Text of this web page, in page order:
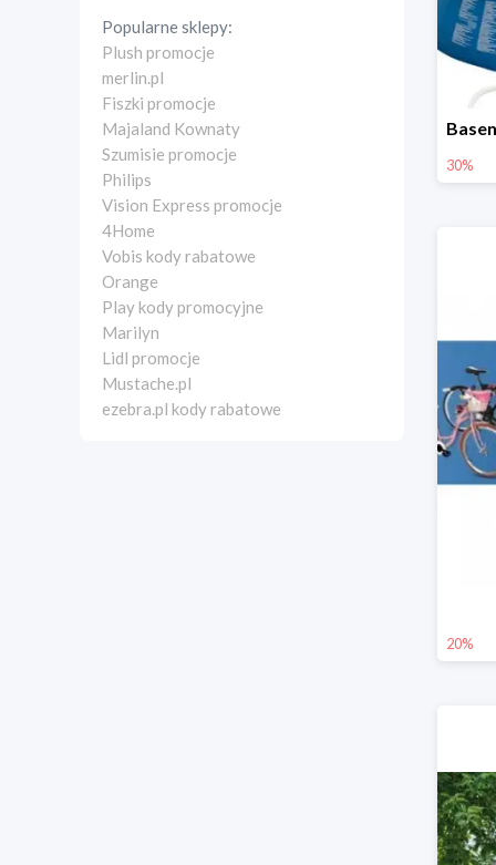
Popularne sklepy:
Plush promocje
merlin.pl
Fiszki promocje
Majaland Kownaty
Szumisie promocje
Philips
Vision Express promocje
4Home
Vobis kody rabatowe
Orange
Play kody promocyjne
Marilyn
Lidl promocje
Mustache.pl
ezebra.pl kody rabatowe
30%
20%